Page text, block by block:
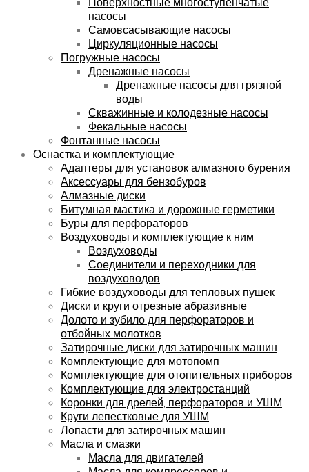
насосы
Самовсасывающие насосы
Циркуляционные насосы
Погружные насосы
Дренажные насосы
Дренажные насосы для грязной
воды
Скважинные и колодезные насосы
Фекальные насосы
Фонтанные насосы
Оснастка и комплектующие
Адаптеры для установок алмазного бурения
Аксессуары для бензобуров
Алмазные диски
Битумная мастика и дорожные герметики
Буры для перфораторов
Воздуховоды и комплектующие к ним
Воздуховоды
Соединители и переходники для
воздуховодов
Гибкие воздуховоды для тепловых пушек
Диски и круги отрезные абразивные
Долото и зубило для перфораторов и
отбойных молотков
Затирочные диски для затирочных машин
Комплектующие для мотопомп
Комплектующие для отопительных приборов
Комплектующие для электростанций
Коронки для дрелей, перфораторов и УШМ
Круги лепестковые для УШМ
Лопасти для затирочных машин
Масла и смазки
Масла для двигателей